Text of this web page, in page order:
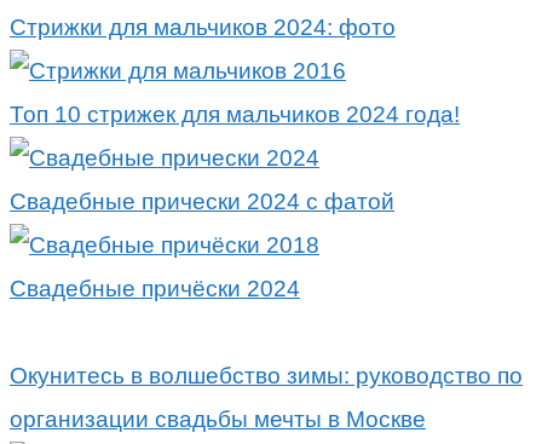
Стрижки для мальчиков 2024: фото
Топ 10 стрижек для мальчиков 2024 года!
Свадебные прически 2024 с фатой
Свадебные причёски 2024
Окунитесь в волшебство зимы: руководство по
организации свадьбы мечты в Москве